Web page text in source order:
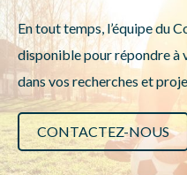
En tout temps, l’équipe du
disponible pour répondre à
dans vos recherches et
CONTACTEZ-NOUS